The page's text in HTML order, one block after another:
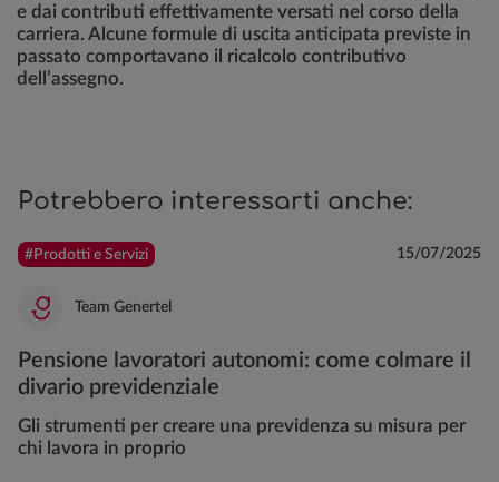
e dai contributi effettivamente versati nel corso della
carriera. Alcune formule di uscita anticipata previste in
passato comportavano il ricalcolo contributivo
dell’assegno.
Potrebbero interessarti anche:
#Prodotti e Servizi 15/07/2025
Team Genertel
Pensione lavoratori autonomi: come colmare il
divario previdenziale
Gli strumenti per creare una previdenza su misura per
chi lavora in proprio